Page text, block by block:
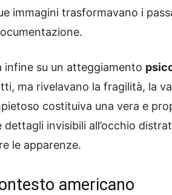
immagini trasformavano i
infine su un atteggiamento
ma rivelavano la fragilità, la
costituiva una vera e
invisibili all’occhio
le apparenze.
americano